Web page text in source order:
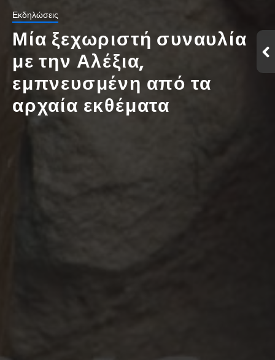
Εκδηλώσεις
Μία ξεχωριστή συναυλία
με την Αλέξια,
εμπνευσμένη από τα
αρχαία εκθέματα